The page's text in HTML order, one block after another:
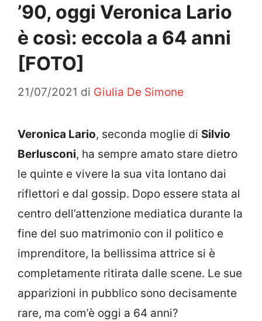
’90, oggi Veronica Lario
è così: eccola a 64 anni
[FOTO]
21/07/2021 di Giulia De Simone
Veronica Lario, seconda moglie di Silvio
Berlusconi, ha sempre amato stare dietro
le quinte e vivere la sua vita lontano dai
riflettori e dal gossip. Dopo essere stata al
centro dell’attenzione mediatica durante la
fine del suo matrimonio con il politico e
imprenditore, la bellissima attrice si è
completamente ritirata dalle scene. Le sue
apparizioni in pubblico sono decisamente
rare, ma com’è oggi a 64 anni?